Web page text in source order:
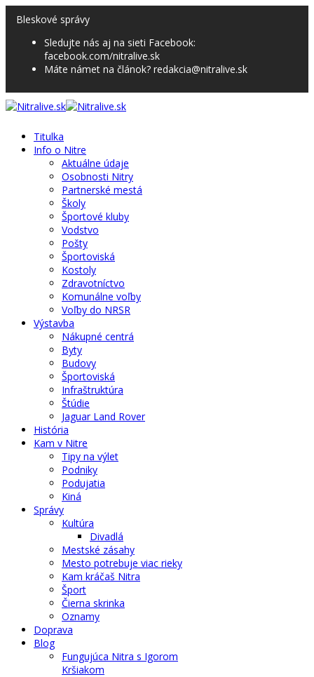
Bleskové správy
Sledujte nás aj na sieti Facebook:
facebook.com/nitralive.sk
Máte námet na článok? redakcia@nitralive.sk
Titulka
Info o Nitre
Aktuálne údaje
Osobnosti Nitry
Partnerské mestá
Školy
Športové kluby
Vodstvo
Pošty
Športoviská
Kostoly
Zdravotníctvo
Komunálne voľby
Voľby do NRSR
Výstavba
Nákupné centrá
Byty
Budovy
Športoviská
Infraštruktúra
Štúdie
Jaguar Land Rover
História
Kam v Nitre
Tipy na výlet
Podniky
Podujatia
Kiná
Správy
Kultúra
Divadlá
Mestské zásahy
Mesto potrebuje viac rieky
Kam kráčaš Nitra
Šport
Čierna skrinka
Oznamy
Doprava
Blog
Fungujúca Nitra s Igorom
Kršiakom